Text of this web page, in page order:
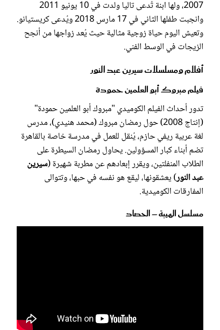
2007، ولها ابنة تُدعى تاليا ولدت في 10 يونيو 2011
وانجبت طفلها الثاني في 17 مارس 2018 ويُدعى كريستيانو.
وتعيش اليوم حياة زوجية مثالية حيث يُعد زواجها من أنجح
الزيجات في الوسط الفني.
أفلام ومسلسلات سيرين عبد النور
فيلم مبروك أبو العلمين حمودة
تدور أحداث الفيلم الكوميدي "مبروك أبو العلمين حمودة"
(إنتاج 2008) حول رمضان مبروك (محمد هنيدي)، مدرس
لغة عربية ريفي حازم، يُنقل للعمل في مدرسة خاصة بالقاهرة
تضم أبناء كبار المسؤولين. يحاول رمضان السيطرة على
الطلاب المنفلتين، ويقرر إبعادهم عن مطربة شهيرة (سيرين
عبدالنور) يعشقونها، ليقع هو نفسه في حبها، وتتوالى
المفارقات الكوميدية.
مسلسل الهيبة – الحصاد